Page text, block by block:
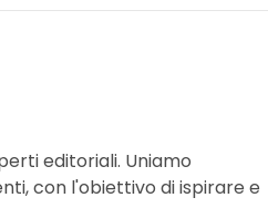
editoriali. Uniamo
con l'obiettivo di ispirare e